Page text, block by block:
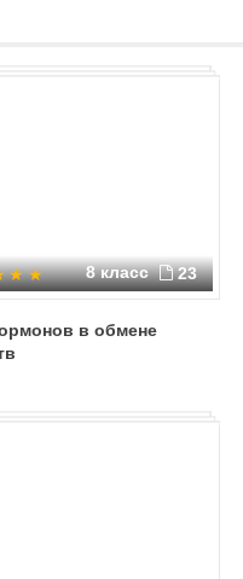
8 класс 23
в обмене